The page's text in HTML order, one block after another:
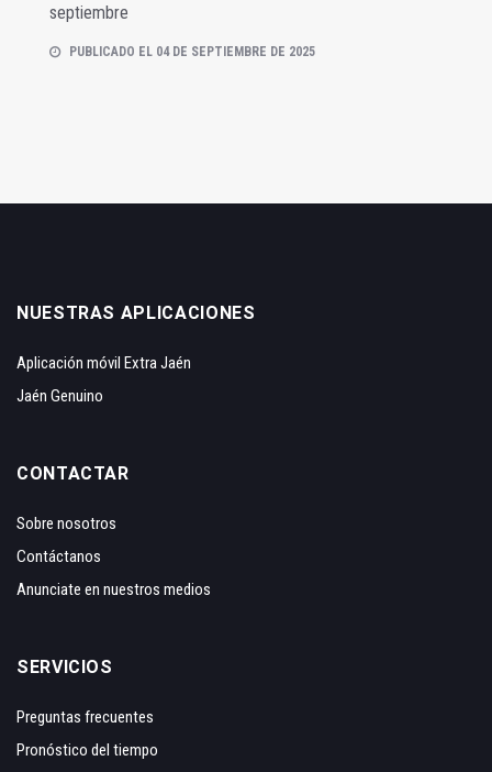
septiembre
PUBLICADO EL 04 DE SEPTIEMBRE DE 2025
NUESTRAS APLICACIONES
Aplicación móvil Extra Jaén
Jaén Genuino
CONTACTAR
Sobre nosotros
Contáctanos
Anunciate en nuestros medios
SERVICIOS
Preguntas frecuentes
Pronóstico del tiempo